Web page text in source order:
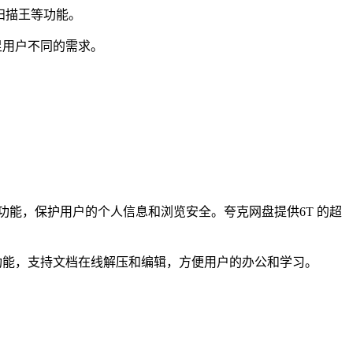
王等功能。
户不同的需求。
，保护用户的个人信息和浏览安全。夸克网盘提供6T 的超
，支持文档在线解压和编辑，方便用户的办公和学习。